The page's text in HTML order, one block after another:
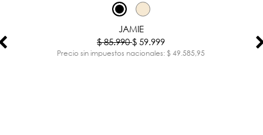
JAMIE
$ 85.990$ 59.999
Precio sin impuestos nacionales: $ 49.585,95